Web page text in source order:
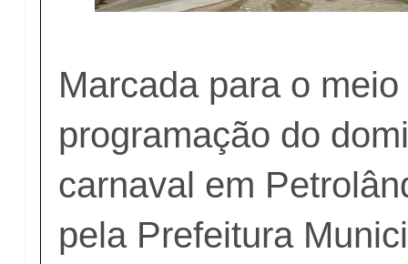
Marcada para o
programação do
carnaval em
pela Prefeitura